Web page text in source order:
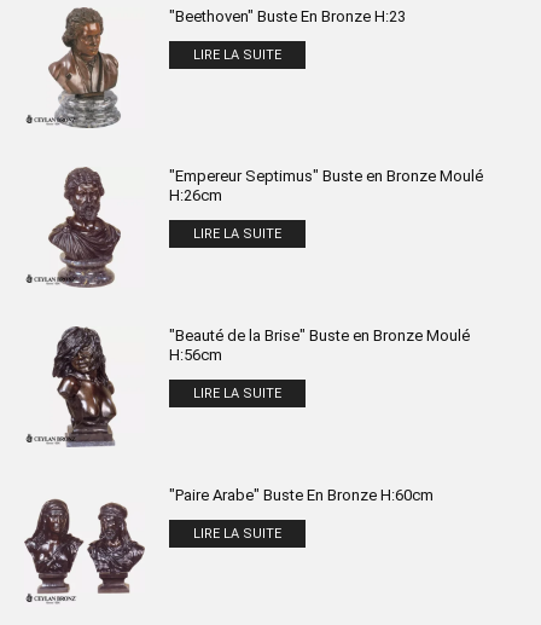
"Beethoven" Buste En Bronze H:23
LIRE LA SUITE
"Empereur Septimus" Buste en Bronze Moulé
H:26cm
LIRE LA SUITE
"Beauté de la Brise" Buste en Bronze Moulé
H:56cm
LIRE LA SUITE
"Paire Arabe" Buste En Bronze H:60cm
LIRE LA SUITE